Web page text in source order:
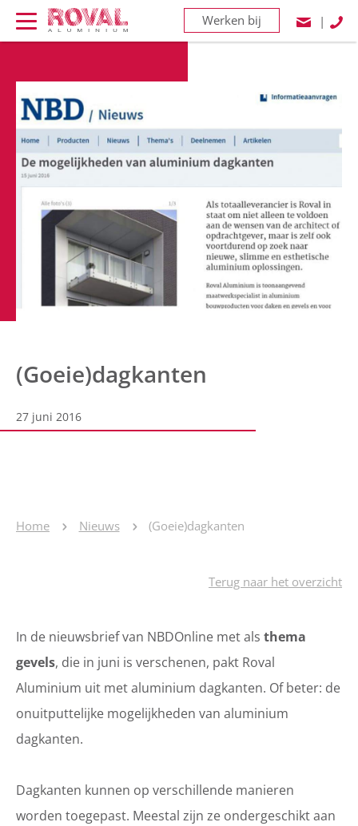
Werken bij |
(Goeie)dagkanten
27 juni 2016
Home Nieuws (Goeie)dagkanten
Terug naar het overzicht
In de nieuwsbrief van NBDOnline met als thema
gevels, die in juni is verschenen, pakt Roval
Aluminium uit met aluminium dagkanten. Of beter: de
onuitputtelijke mogelijkheden van aluminium
dagkanten.
Dagkanten kunnen op verschillende manieren
worden toegepast. Meestal zijn ze ondergeschikt aan